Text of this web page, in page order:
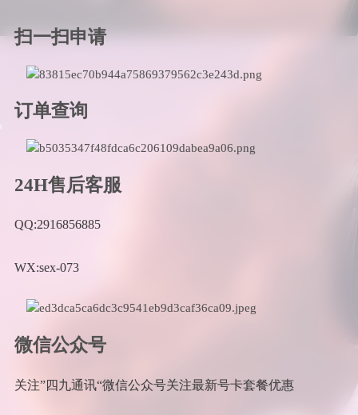
扫一扫申请
订单查询
24H售后客服
QQ:2916856885
WX:sex-073
微信公众号
关注”四九通讯“微信公众号关注最新号卡套餐优惠